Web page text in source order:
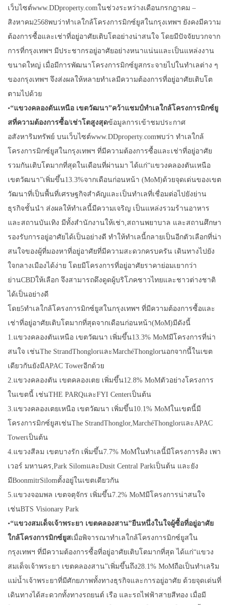
เว็บไซต์www.DDproperty.comในช่วงระหว่างเดือนกรกฎาคม –
สิงหาคม2568พบว่าทำเลใกล้โครงการมิกซ์ยูสในกรุงเทพฯ ยังคงมีความ
ต้องการซื้อและเช่าที่อยู่อาศัยเติบโตอย่างน่าสนใจ โดยมีปัจจัยบวกจาก
การที่กรุงเทพฯ มีประชากรอยู่อาศัยอย่างหนาแน่นและเป็นแหล่งงาน
ขนาดใหญ่ เมื่อมีการพัฒนาโครงการมิกซ์ยูสกระจายไปในทำเลต่าง ๆ
ของกรุงเทพฯ จึงส่งผลให้หลายทำเลมีความต้องการที่อยู่อาศัยเติบโต
ตามไปด้วย
•“แขวงคลองตันเหนือ เขตวัฒนา”คว้าแชมป์ทำเลใกล้โครงการมิกซ์ยู
สที่ความต้องการซื้อ/เช่าโตสูงสุดข้อมูลการเข้าชมประกาศ
อสังหาริมทรัพย์ บนเว็บไซต์www.DDproperty.comพบว่า ทำเลใกล้
โครงการมิกซ์ยูสในกรุงเทพฯ ที่มีความต้องการซื้อและเช่าที่อยู่อาศัย
รวมกันเติบโตมากที่สุดในเดือนที่ผ่านมา ได้แก่“แขวงคลองตันเหนือ
เขตวัฒนา”เพิ่มขึ้น13.3%จากเดือนก่อนหน้า (MoM)ด้วยจุดเด่นของเขต
วัฒนาที่เป็นพื้นที่เศรษฐกิจสำคัญและเป็นทำเลที่เชื่อมต่อไปยังย่าน
ธุรกิจชั้นนำ ส่งผลให้ทำเลนี้มีความเจริญ เป็นแหล่งรวมร้านอาหาร
และสถานบันเทิง มีทั้งสำนักงานให้เช่า,สถานพยาบาล และสถานศึกษา
รองรับการอยู่อาศัยได้เป็นอย่างดี ทำให้ทำเลนี้กลายเป็นอีกตัวเลือกที่น่า
สนใจของผู้ที่มองหาที่อยู่อาศัยที่มีความสะดวกครบครัน เดินทางไปยัง
ใจกลางเมืองได้ง่าย โดยมีโครงการที่อยู่อาศัยราคาย่อมเยากว่า
ย่านCBDให้เลือก จึงสามารถดึงดูดผู้บริโภคชาวไทยและชาวต่างชาติ
ได้เป็นอย่างดี
โดย5ทำเลใกล้โครงการมิกซ์ยูสในกรุงเทพฯ ที่มีความต้องการซื้อและ
เช่าที่อยู่อาศัยเติบโตมากที่สุดจากเดือนก่อนหน้า(MoM)มีดังนี้
1.แขวงคลองตันเหนือ เขตวัฒนา เพิ่มขึ้น13.3% MoMมีโครงการที่น่า
สนใจ เช่นThe StrandThonglorและMarchéThonglorนอกจากนี้ในเขต
เดียวกันยังมี​APAC Towerอีกด้วย
2.แขวงคลองตัน เขตคลองเตย เพิ่มขึ้น12.8% MoMตัวอย่างโครงการ
ในเขตนี้ เช่น​THE PARQและFYI Centerเป็นต้น
3.แขวงคลองเตยเหนือ เขตวัฒนา เพิ่มขึ้น10.1% MoMในเขตนี้มี
โครงการมิกซ์ยูสเช่นThe StrandThonglor,MarchéThonglorและ​APAC
Towerเป็นต้น
4.แขวงสีลม เขตบางรัก เพิ่มขึ้น7.7% MoMในทำเลนี้มีโครงการคิง เพา
เวอร์ มหานคร,Park SilomและDusit Central Parkเป็นต้น และยัง
มีBoonmitrSilomตั้งอยู่ในเขตเดียวกัน
5.แขวงจอมพล เขตจตุจักร เพิ่มขึ้น7.2% MoMมีโครงการน่าสนใจ
เช่นBTS Visionary Park
•“แขวงสมเด็จเจ้าพระยา เขตคลองสาน”ยืนหนึ่งในใจผู้ซื้อที่อยู่อาศัย
ใกล้โครงการมิกซ์ยูสเมื่อพิจารณาทำเลใกล้โครงการมิกซ์ยูสใน
กรุงเทพฯ ที่มีความต้องการซื้อที่อยู่อาศัยเติบโตมากที่สุด ได้แก่“แขวง
สมเด็จเจ้าพระยา เขตคลองสาน”เพิ่มขึ้นถึง28.1% MoMถือเป็นทำเลริม
แม่น้ำเจ้าพระยาที่มีศักยภาพทั้งทางธุรกิจและการอยู่อาศัย ด้วยจุดเด่นที่
เดินทางได้สะดวกทั้งทางรถยนต์ เรือ และรถไฟฟ้าสายสีทอง เมื่อมี